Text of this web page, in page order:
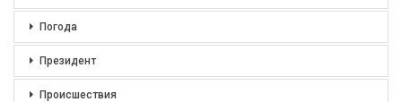
Погода
Президент
Происшествия